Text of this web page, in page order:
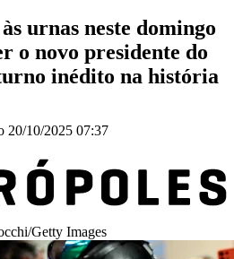
urnas neste domingo
o novo presidente do
inédito na história
20/10/2025 07:37
Getty Images